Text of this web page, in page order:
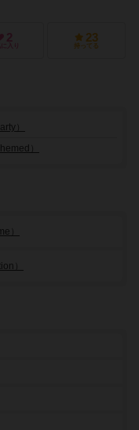
2
に入り
23
持ってる
）
）
）
）